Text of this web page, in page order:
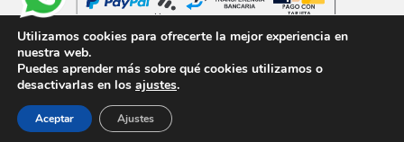
Aviso legal Términos y condiciones
Política de
privacidad
Política de envío
Política de devoluciones
Utilizamos cookies para ofrecerte la mejor experiencia en
nuestra web.
Puedes aprender más sobre qué cookies utilizamos o
desactivarlas en los ajustes.
Aceptar Ajustes